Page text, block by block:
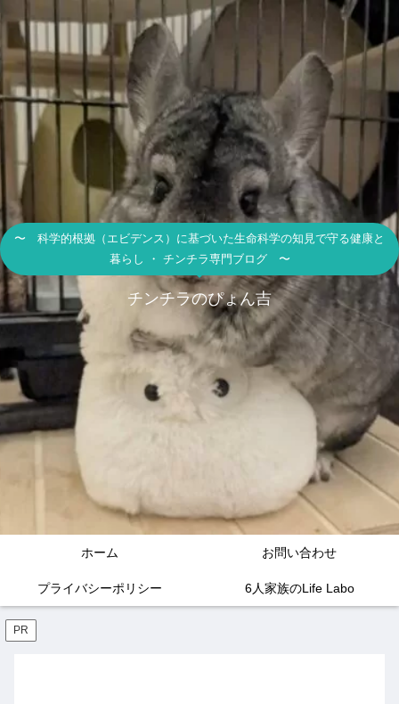
〜 科学的根拠（エビデンス）に基づいた生命科学の知見で守る健康と
暮らし ・ チンチラ専門ブログ 〜
チンチラのぴょん吉
ホーム お問い合わせ
プライバシーポリシー 6人家族のLife Labo
PR